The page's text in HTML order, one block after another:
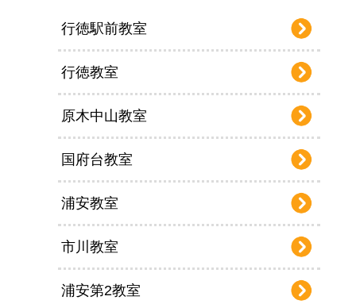
行徳駅前教室
行徳教室
原木中山教室
国府台教室
浦安教室
市川教室
浦安第2教室